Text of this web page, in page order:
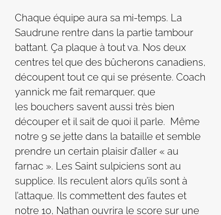
Chaque équipe aura sa mi-temps. La
Saudrune rentre dans la partie tambour
battant. Ça plaque à tout va. Nos deux
centres tel que des bûcherons canadiens,
découpent tout ce qui se présente. Coach
yannick me fait remarquer, que
les bouchers savent aussi très bien
découper et il sait de quoi il parle. Même
notre 9 se jette dans la bataille et semble
prendre un certain plaisir d’aller « au
farnac ». Les Saint sulpiciens sont au
supplice. Ils reculent alors qu’ils sont à
l’attaque. Ils commettent des fautes et
notre 10, Nathan ouvrira le score sur une